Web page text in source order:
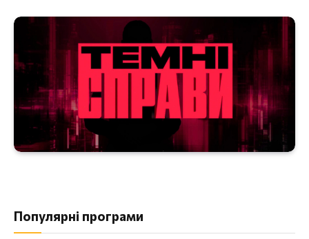
Популярні програми